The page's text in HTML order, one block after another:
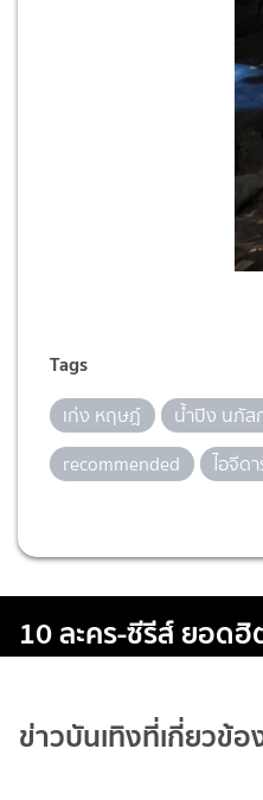
Tags
เก่ง หฤษฎ์ น้ำปิง นภัส
recommended
ไอจีด
10 ละคร-ซีรีส์ ยอดฮิ
ข่าวบันเทิงที่เกี่ยวข้อ